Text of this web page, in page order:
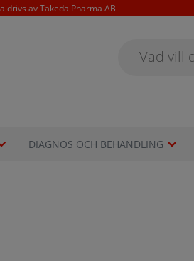
drivs av Takeda Pharma AB
DIAGNOS OCH BEHANDLING